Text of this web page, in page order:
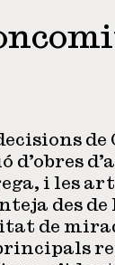
i les
des
de